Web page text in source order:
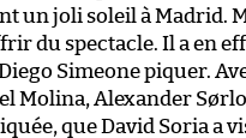
un joli soleil à Madrid.
du spectacle. Il a en
Simeone piquer.
Molina, Alexander
que David Soria a